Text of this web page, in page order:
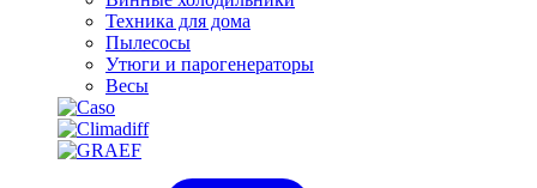
Техника для дома
Пылесосы
Утюги и парогенераторы
Весы